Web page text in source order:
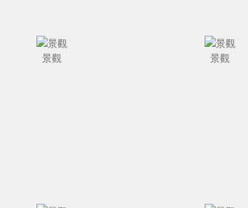
景觀 景觀